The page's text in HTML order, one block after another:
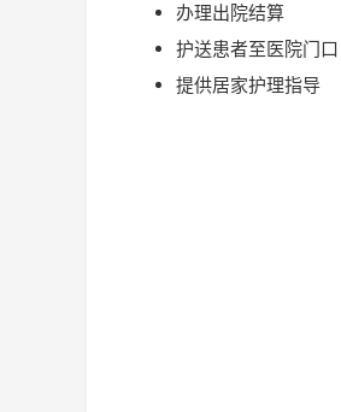
办理出院结算
护送患者至医院门口
提供居家护理指导